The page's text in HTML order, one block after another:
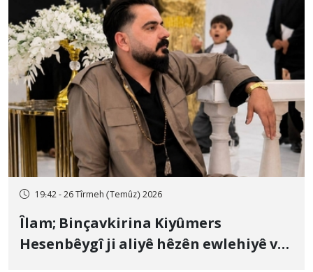
19:42 - 26 Tîrmeh (Temûz) 2026
Îlam; Binçavkirina Kiyûmers
Hesenbêygî ji aliyê hêzên ewlehiyê ve